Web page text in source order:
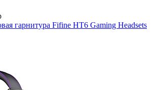
гарнитура Fifine HT6 Gaming Headsets